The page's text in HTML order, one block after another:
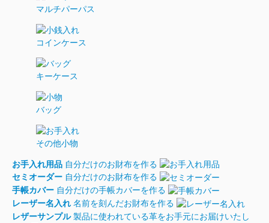
マルチパーパス
コインケース
キーケース
バッグ
その他小物
お手入れ用品 自分だけのお財布を作る
セミオーダー 自分だけのお財布を作る
手帳カバー 自分だけの手帳カバーを作る
レーザー名入れ 名前を刻んだお財布を作る
レザーサンプル製品に使われている革をお手元にお届けいたし